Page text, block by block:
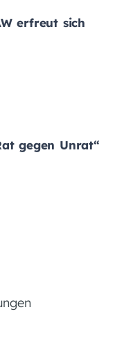
erfreut sich
gegen Unrat“